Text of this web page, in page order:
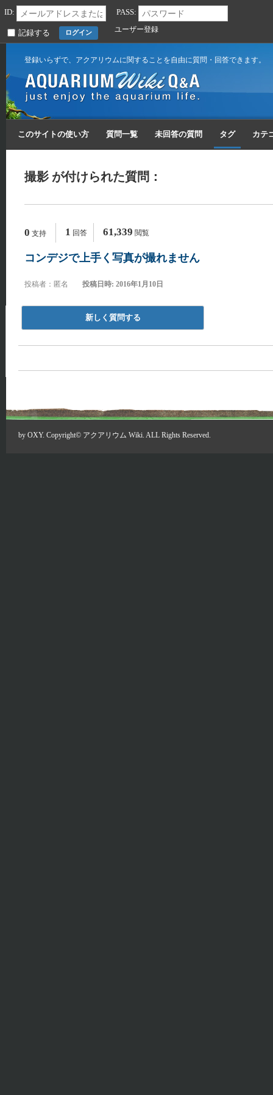
ID: PASS:
記録する ユーザー登録
登録いらずで、アクアリウムに関することを自由に質問・回答できます。
このサイトの使い方 質問一覧 未回答の質問 タグ カテ
撮影 が付けられた質問：
0 支持 1 回答 61,339 閲覧
コンデジで上手く写真が撮れません
投稿者：匿名 投稿日時: 2016年1月10日
新しく質問する
by OXY. Copyright© アクアリウム Wiki . ALL Rights Reserved.